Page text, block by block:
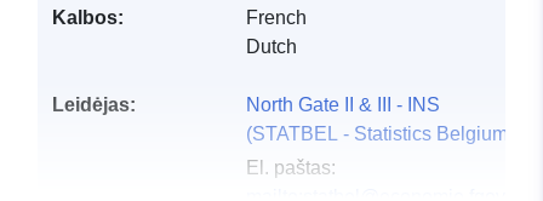
Kalbos:
French
Dutch
Leidėjas:
North Gate II & III - INS
(STATBEL - Statistics Belgium)
El. paštas: